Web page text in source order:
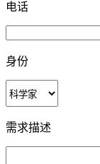
电话
身份
需求描述